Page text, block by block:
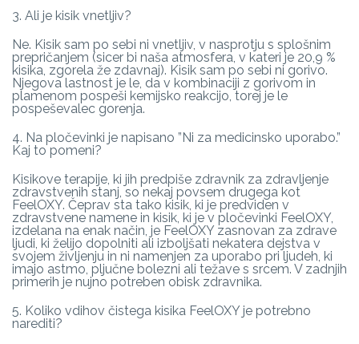
3. Ali je kisik vnetljiv?
Ne. Kisik sam po sebi ni vnetljiv, v nasprotju s splošnim
prepričanjem (sicer bi naša atmosfera, v kateri je 20,9 %
kisika, zgorela že zdavnaj). Kisik sam po sebi ni gorivo.
Njegova lastnost je le, da v kombinaciji z gorivom in
plamenom pospeši kemijsko reakcijo, torej je le
pospeševalec gorenja.
4. Na pločevinki je napisano ”Ni za medicinsko uporabo.”
Kaj to pomeni?
Kisikove terapije, ki jih predpiše zdravnik za zdravljenje
zdravstvenih stanj, so nekaj povsem drugega kot
FeelOXY. Čeprav sta tako kisik, ki je predviden v
zdravstvene namene in kisik, ki je v pločevinki FeelOXY,
izdelana na enak način, je FeelOXY zasnovan za zdrave
ljudi, ki želijo dopolniti ali izboljšati nekatera dejstva v
svojem življenju in ni namenjen za uporabo pri ljudeh, ki
imajo astmo, pljučne bolezni ali težave s srcem. V zadnjih
primerih je nujno potreben obisk zdravnika.
5. Koliko vdihov čistega kisika FeelOXY je potrebno
narediti?